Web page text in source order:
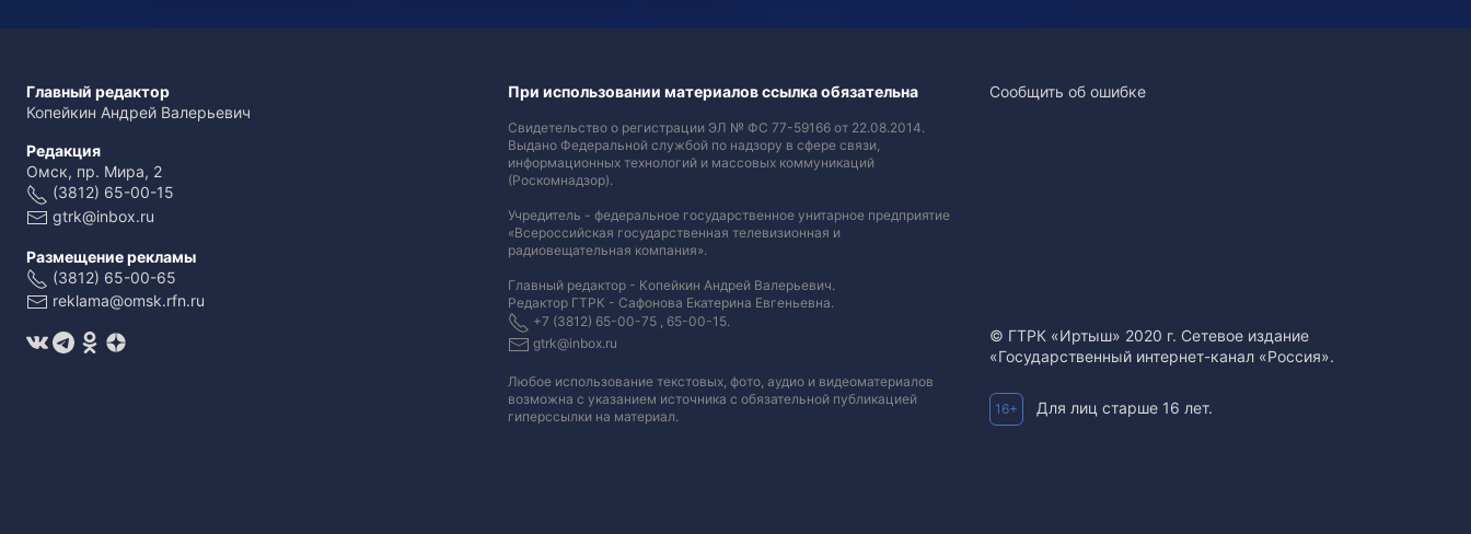
Главный редактор
Копейкин Андрей Валерьевич
Редакция
Омск, пр. Мира, 2
(3812) 65-00-15
gtrk@inbox.ru
Размещение рекламы
(3812) 65-00-65
reklama@omsk.rfn.ru
При использовании материалов ссылка обязательна
Свидетельство о регистрации ЭЛ № ФС 77-59166 от 22.08.2014.
Выдано Федеральной службой по надзору в сфере связи,
информационных технологий и массовых коммуникаций
(Роскомнадзор).
Учредитель - федеральное государственное унитарное предприятие
«Всероссийская государственная телевизионная и
радиовещательная компания».
Главный редактор - Копейкин Андрей Валерьевич.
Редактор ГТРК - Сафонова Екатерина Евгеньевна.
+7 (3812) 65-00-75 , 65-00-15.
gtrk@inbox.ru
Любое использование текстовых, фото, аудио и видеоматериалов
возможна с указанием источника с обязательной публикацией
гиперссылки на материал.
Сообщить об ошибке
© ГТРК «Иртыш» 2020 г. Сетевое издание
«Государственный интернет-канал «Россия».
16+ Для лиц старше 16 лет.